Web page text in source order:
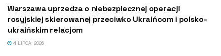
Warszawa uprzedza o niebezpiecznej operacji
rosyjskiej skierowanej przeciwko Ukraińcom i polsko-
ukraińskim relacjom
4 LIPCA, 2026